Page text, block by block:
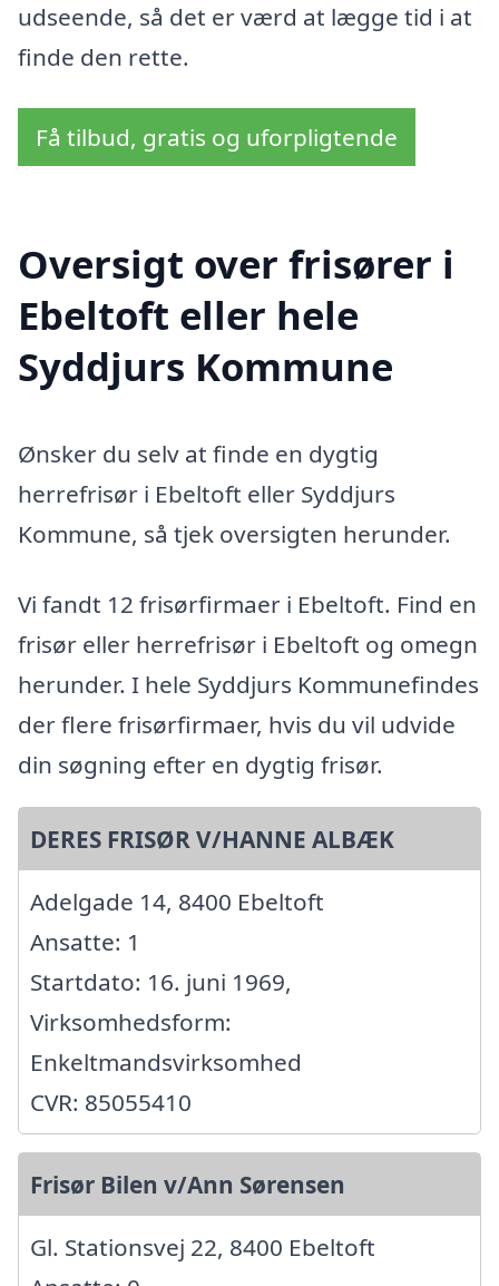
udseende, så det er værd at lægge tid i at
finde den rette.
Få tilbud, gratis og uforpligtende
Oversigt over frisører i
Ebeltoft eller hele
Syddjurs Kommune
Ønsker du selv at finde en dygtig
herrefrisør i Ebeltoft eller Syddjurs
Kommune, så tjek oversigten herunder.
Vi fandt 12 frisørfirmaer i Ebeltoft. Find en
frisør eller herrefrisør i Ebeltoft og omegn
herunder. I hele Syddjurs Kommunefindes
der flere frisørfirmaer, hvis du vil udvide
din søgning efter en dygtig frisør.
DERES FRISØR V/HANNE ALBÆK
Adelgade 14, 8400 Ebeltoft
Ansatte: 1
Startdato: 16. juni 1969,
Virksomhedsform:
Enkeltmandsvirksomhed
CVR: 85055410
Frisør Bilen v/Ann Sørensen
Gl. Stationsvej 22, 8400 Ebeltoft